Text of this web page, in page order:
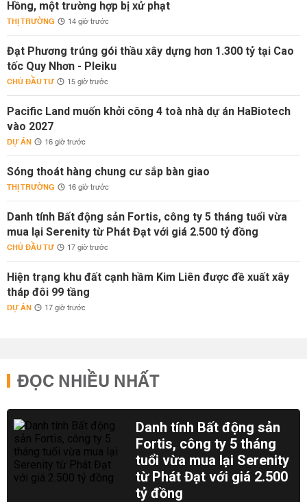
Hồng, một trường hợp bị xử phạt
THỊ TRƯỜNG 14 giờ trước
Đạt Phương trúng gói thầu xây dựng hơn 1.300 tỷ tại Cao
tốc Quy Nhơn - Pleiku
CHỦ ĐẦU TƯ 15 giờ trước
Pacific Land muốn khởi công 4 toà nhà dự án HaBiotech
vào 2027
DỰ ÁN 16 giờ trước
Sóng thoát hàng chung cư sắp bàn giao
THỊ TRƯỜNG 16 giờ trước
Danh tính Bất động sản Fortis, công ty 5 tháng tuổi vừa
mua lại Serenity từ Phát Đạt với giá 2.500 tỷ đồng
CHỦ ĐẦU TƯ 17 giờ trước
Hiện trạng khu đất cạnh hầm Kim Liên được đề xuất xây
tháp đôi 99 tầng
DỰ ÁN 17 giờ trước
ĐỌC NHIỀU NHẤT
Danh tính Bất động sản
Fortis, công ty 5 tháng
tuổi vừa mua lại Serenity
từ Phát Đạt với giá 2.500
tỷ đồng